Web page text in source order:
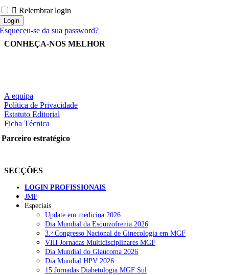
Relembrar login
Esqueceu-se da sua password?
CONHEÇA-NOS MELHOR
A equipa
Política de Privacidade
Estatuto Editorial
Ficha Técnica
Parceiro estratégico
SECÇÕES
LOGIN PROFISSIONAIS
JMF
Especiais
Update em medicina 2026
Dia Mundial da Esquizofrenia 2026
3.ᵒ Congresso Nacional de Ginecologia em MGF
VIII Jornadas Multidisciplinares MGF
Dia Mundial do Glaucoma 2026
Dia Mundial HPV 2026
15 Jornadas Diabetologia MGF Sul